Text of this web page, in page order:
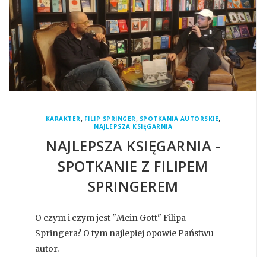
KARAKTER , FILIP SPRINGER , SPOTKANIA AUTORSKIE,
NAJLEPSZA KSIĘGARNIA
NAJLEPSZA KSIĘGARNIA -
SPOTKANIE Z FILIPEM
SPRINGEREM
O czym i czym jest "Mein Gott" Filipa
Springera? O tym najlepiej opowie Państwu
autor.